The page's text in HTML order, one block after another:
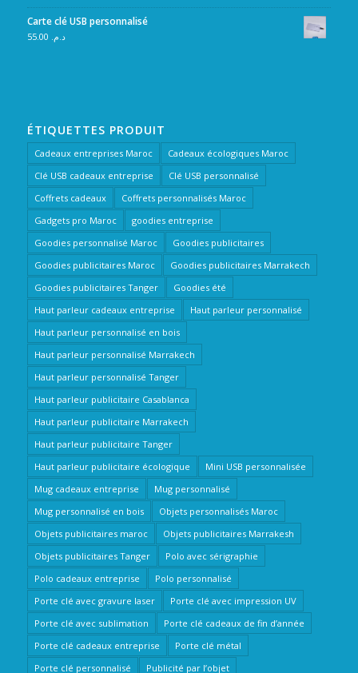
Carte clé USB personnalisé
د.م.
ÉTIQUETTES PRODUIT
Cadeaux entreprises Maroc
Cadeaux écologiques Maroc
Clé USB cadeaux entreprise
Clé USB personnalisé
Coffrets cadeaux
Coffrets personnalisés Maroc
Gadgets pro Maroc
goodies entreprise
Goodies personnalisé Maroc
Goodies publicitaires
Goodies publicitaires Maroc
Goodies publicitaires Marrakech
Goodies publicitaires Tanger
Goodies été
Haut parleur cadeaux entreprise
Haut parleur personnalisé
Haut parleur personnalisé en bois
Haut parleur personnalisé Marrakech
Haut parleur personnalisé Tanger
Haut parleur publicitaire Casablanca
Haut parleur publicitaire Marrakech
Haut parleur publicitaire Tanger
Haut parleur publicitaire écologique
Mini USB personnalisée
Mug cadeaux entreprise
Mug personnalisé
Mug personnalisé en bois
Objets personnalisés Maroc
Objets publicitaires maroc
Objets publicitaires Marrakesh
Objets publicitaires Tanger
Polo avec sérigraphie
Polo cadeaux entreprise
Polo personnalisé
Porte clé avec gravure laser
Porte clé avec impression UV
Porte clé avec sublimation
Porte clé cadeaux de fin d’année
Porte clé cadeaux entreprise
Porte clé métal
Porte clé personnalisé
Publicité par l’objet